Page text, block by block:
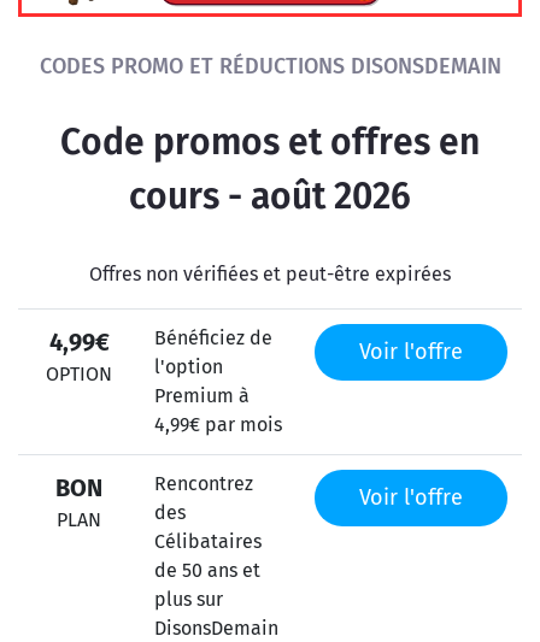
CODES PROMO ET RÉDUCTIONS DISONSDEMAIN
Code promos et offres en
cours - août 2026
Offres non vérifiées et peut-être expirées
4,99€
OPTION
Bénéficiez de
l'option
Premium à
4,99€ par mois
Voir l'offre
BON
PLAN
Rencontrez
des
Célibataires
de 50 ans et
plus sur
DisonsDemain
Voir l'offre